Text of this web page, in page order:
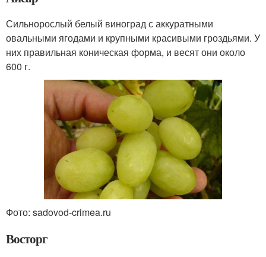
Сильнорослый белый виноград с аккуратными
овальными ягодами и крупными красивыми гроздьями. У
них правильная коническая форма, и весят они около
600 г.
Фото: sadovod-crimea.ru
Восторг